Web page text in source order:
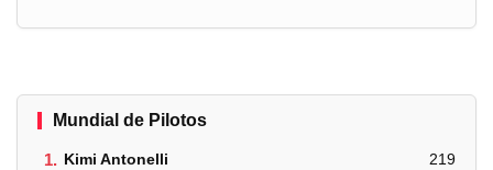
Mundial de Pilotos
1. Kimi Antonelli 219